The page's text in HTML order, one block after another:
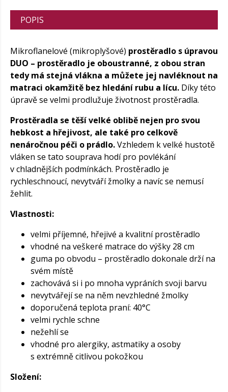
POPIS
Mikroflanelové (mikroplyšové) prostěradlo s úpravou
DUO – prostěradlo je oboustranné, z obou stran
tedy má stejná vlákna a můžete jej navléknout na
matraci okamžitě bez hledání rubu a lícu. Díky této
úpravě se velmi prodlužuje životnost prostěradla.
Prostěradla se těší velké oblibě nejen pro svou
hebkost a hřejivost, ale také pro celkově
nenáročnou péči o prádlo.Vzhledem k velké hustotě
vláken se tato souprava hodí pro povlékání
v chladnějších podmínkách. Prostěradlo je
rychleschnoucí, nevytváří žmolky a navíc se nemusí
žehlit.
Vlastnosti:
velmi příjemné, hřejivé a kvalitní prostěradlo
vhodné na veškeré matrace do výšky 28 cm
guma po obvodu – prostěradlo dokonale drží na
svém místě
zachovává si i po mnoha vypráních svoji barvu
nevytvářejí se na něm nevzhledné žmolky
doporučená teplota praní: 40°C
velmi rychle schne
nežehlí se
vhodné pro alergiky, astmatiky a osoby
s extrémně citlivou pokožkou
Složení: